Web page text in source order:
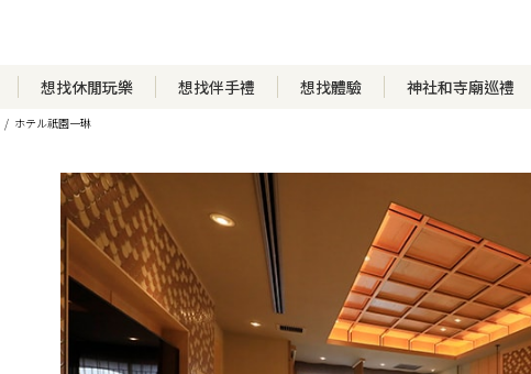
想找休閒玩樂 想找伴手禮 想找體驗 神社和寺廟巡禮
ホテル祇園一琳